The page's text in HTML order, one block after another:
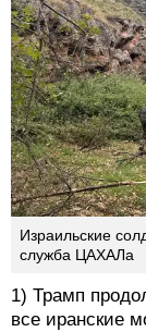
Израильские
служба ЦАХАЛа
1) Трамп
все иранские